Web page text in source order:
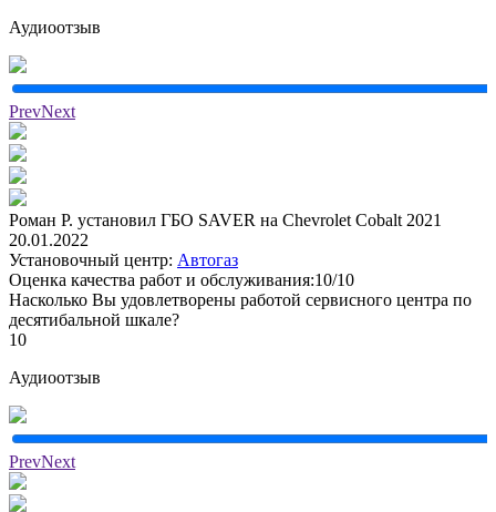
Аудиоотзыв
PrevNext
Роман Р. установил ГБО SAVER на Chevrolet Cobalt 2021
20.01.2022
Установочный центр: Автогаз
Оценка качества работ и обслуживания:10/10
Насколько Вы удовлетворены работой сервисного центра по
десятибальной шкале?
10
Аудиоотзыв
PrevNext